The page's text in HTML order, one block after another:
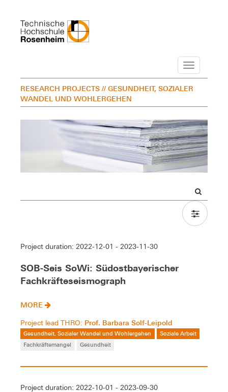
Navigation
RESEARCH PROJECTS // GESUNDHEIT, SOZIALER
WANDEL UND WOHLERGEHEN
Project duration: 2022-12-01 - 2023-11-30
SOB-Seis SoWi: Südostbayerischer
Fachkräfteseismograph
MORE
Project lead THRO: Prof. Barbara Solf-Leipold
Gesundheit, Sozialer Wandel und Wohlergehen
Soziale Arbeit
Fachkräftemangel
Gesundheit
Project duration: 2022-10-01 - 2023-09-30